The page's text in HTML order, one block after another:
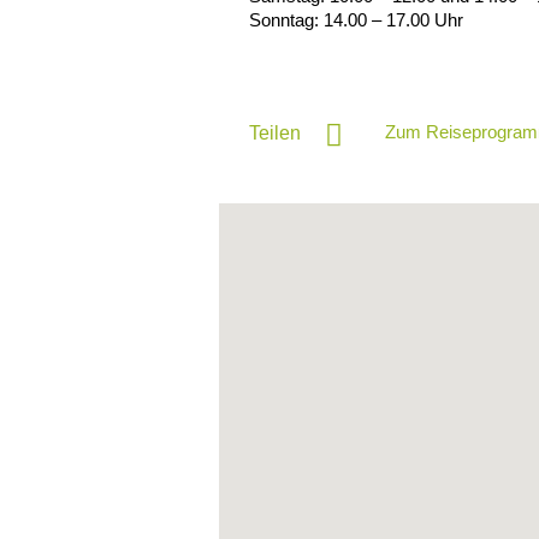
Sonntag: 14.00 – 17.00 Uhr
Teilen Zum